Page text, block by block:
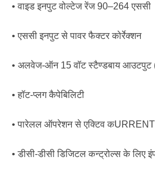
• वाइड इनपुट वोल्टेज रेंज 90–264 एससी
• एससी इनपुट से पावर फैक्टर कोर्रेक्शन
• अलवेज-ऑन 15 वॉट स्टैण्डबाय आउटपुट
• हॉट-प्लग कैपेबिलिटी
• पारेलल ऑपरेशन से एक्टिव कURRENT
• डीसी-डीसी डिजिटल कन्ट्रोल्स के लिए